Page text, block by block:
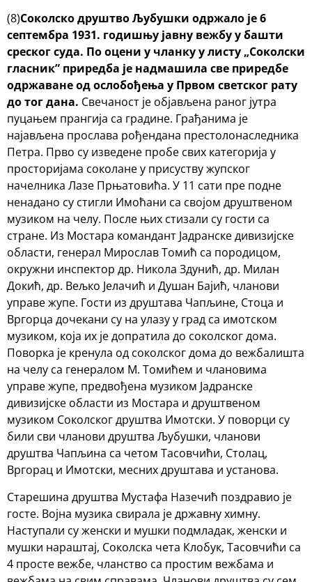
(8)Соколско друштво Љубушки одржало је 6
септембра 1931. годишњу јавну вежбу у башти
среског суда. По оцени у чланку у листу „Соколски
гласник” приредба је надмашила све приредбе
одржаване од ослобођења у Првом светског рату
до тог дана. Свечаност је објављена раног јутра
пуцањем прангија са градине. Грађанима је
најављена прослава рођендана престолонаследника
Петра. Прво су изведене пробе свих категорија у
просторијама соколане у присуству жупског
начелника Лазе Прњатовића. У 11 сати пре подне
ненадано су стигли Имоћани са својом друштвеном
музиком на челу. После њих стизали су гости са
стране. Из Мостара командант Јадранске дивизијске
области, генерал Мирослав Томић са породицом,
окружни инспектор др. Никола Здунић, др. Милан
Докић, др. Вељко Јелачић и Душан Бајић, чланови
управе жупе. Гости из друштава Чапљине, Стоца и
Вргорца дочекани су на улазу у град са имотском
музиком, која их је допратила до соколског дома.
Поворка је кренула од соколског дома до вежбалишта
на челу са генералом М. Томићем и члановима
управе жупе, предвођена музиком Јадранске
дивизијске области из Мостара и друштвеном
музиком Соколског друштва Имотски. У поворци су
били сви чланови друштва Љубушки, чланови
друштва Чапљина са четом Тасовчићи, Столац,
Вргорац и Имотски, месних друштава и установа.
Старешина друштва Мустафа Назечић поздравио је
госте. Војна музика свирала је државну химну.
Наступали су женски и мушки подмладак, женски и
мушки нараштај, Соколска чета Клобук, Тасовчићи са
4 просте вежбе, чланство са простим вежбама и